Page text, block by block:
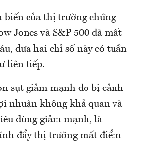
biến của thị trường chứng
Jones và S&P 500 đã mất
đưa hai chỉ số này có tuần
liên tiếp.
sụt giảm mạnh do bị cảnh
nhuận không khả quan và
dùng giảm mạnh, là
đẩy thị trường mất điểm